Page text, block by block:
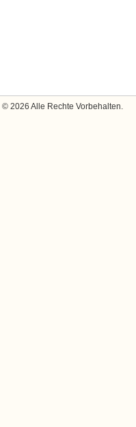
© 2026 Alle Rechte Vorbehalten.